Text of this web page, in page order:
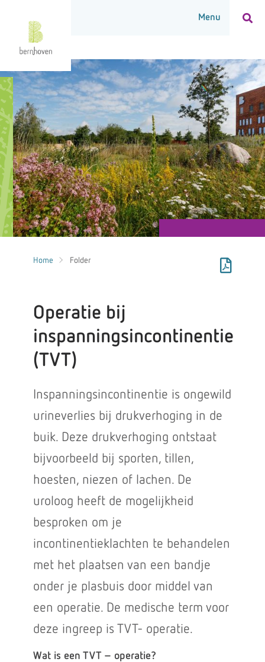
Home Folder
Operatie bij
inspanningsincontinentie
(TVT)
Inspanningsincontinentie is ongewild
urineverlies bij drukverhoging in de
buik. Deze drukverhoging ontstaat
bijvoorbeeld bij sporten, tillen,
hoesten, niezen of lachen. De
uroloog heeft de mogelijkheid
besproken om je
incontinentieklachten te behandelen
met het plaatsen van een bandje
onder je plasbuis door middel van
een operatie. De medische term voor
deze ingreep is TVT- operatie.
Wat is een TVT – operatie?